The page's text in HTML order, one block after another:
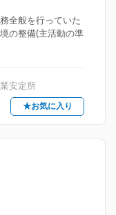
全般を行っていた
の整備(主活動の準
安定所
★お気に入り